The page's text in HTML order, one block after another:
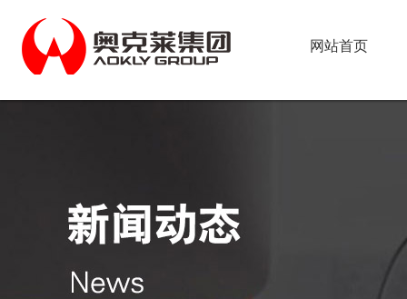
网站首页